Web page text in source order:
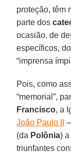
proteção, têm
parte dos
ocasião, de
específicos,
“imprensa
Pois, como
“memorial”,
Francisco, a
João Paulo II
(da Polônia)
triunfantes